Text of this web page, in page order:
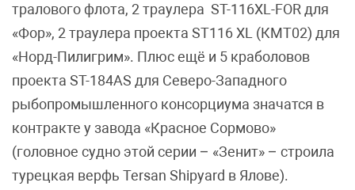
тралового флота, 2 траулера ST-116XL-FOR для
«Фор», 2 траулера проекта ST116 XL (КМТ02) для
«Норд-Пилигрим». Плюс ещё и 5 краболовов
проекта ST-184AS для Северо-Западного
рыбопромышленного консорциума значатся в
контракте у завода «Красное Сормово»
(головное судно этой серии – «Зенит» – строила
турецкая верфь Tersan Shipyard в Ялове).